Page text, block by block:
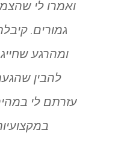
ואמרו לי
גמורים.
ומהרגע
להבין
עזרתם לי